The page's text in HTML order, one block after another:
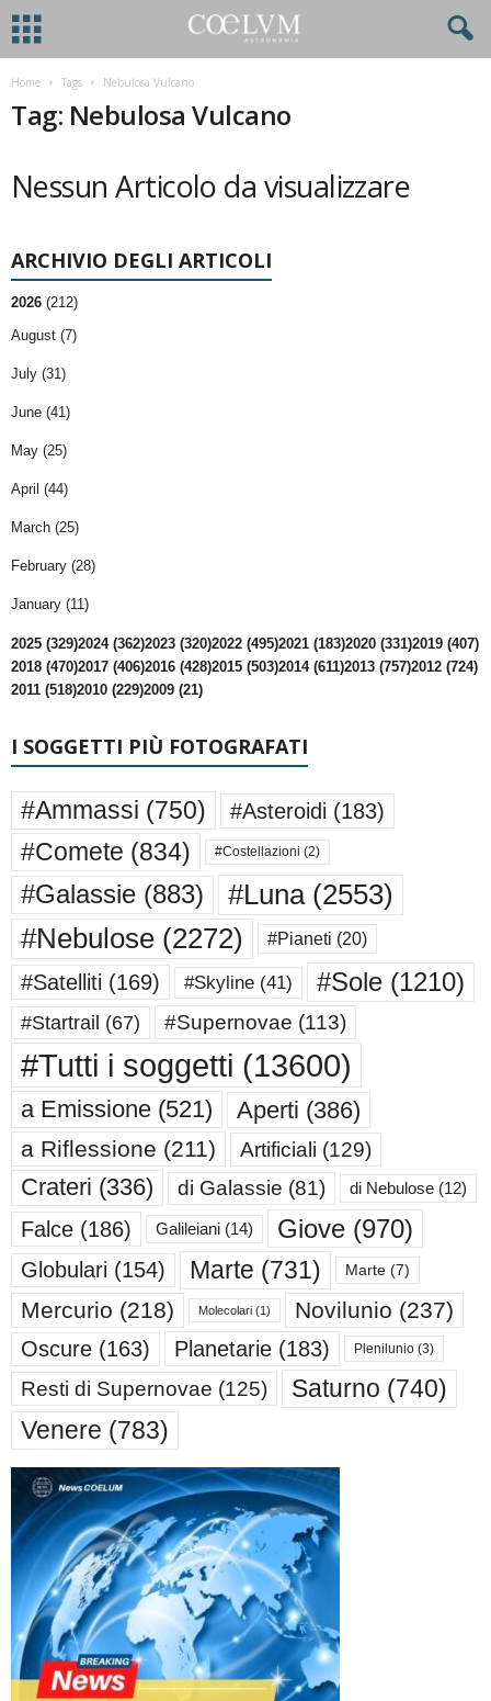
Home Tags Nebulosa Vulcano
Tag: Nebulosa Vulcano
Nessun Articolo da visualizzare
ARCHIVIO DEGLI ARTICOLI
2026 (212)
August (7)
July (31)
June (41)
May (25)
April (44)
March (25)
February (28)
January (11)
2025 (329)2024 (362)2023 (320)2022 (495)2021 (183)2020 (331)2019 (407)
2018 (470)2017 (406)2016 (428)2015 (503)2014 (611)2013 (757)2012 (724)
2011 (518)2010 (229)2009 (21)
I SOGGETTI PIÙ FOTOGRAFATI
#Ammassi (750) #Asteroidi (183)
#Comete (834) #Costellazioni (2)
#Galassie (883) #Luna(2553)
#Nebulose (2272) #Pianeti (20)
#Satelliti (169) #Skyline (41) #Sole (1210)
#Startrail (67) #Supernovae (113)
#Tutti i soggetti (13600)
a Emissione (521) Aperti (386)
a Riflessione (211) Artificiali (129)
Crateri (336) di Galassie (81) di Nebulose (12)
Falce (186) Galileiani (14) Giove (970)
Globulari (154) Marte (731) Marte (7)
Mercurio (218) Molecolari (1) Novilunio (237)
Oscure (163) Planetarie (183) Plenilunio (3)
Resti di Supernovae (125) Saturno (740)
Venere (783)